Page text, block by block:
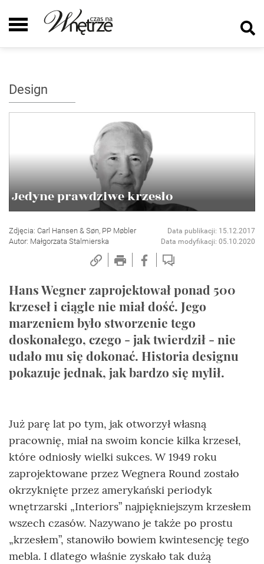
Design
Jedyne prawdziwe krzesło
Zdjęcia: Carl Hansen & Søn, PP Møbler
Autor: Małgorzata Stalmierska
Data publikacji: 15.12.2017
Data modyfikacji: 05.10.2020
Hans Wegner zaprojektował ponad 500
krzeseł i ciągle nie miał dość. Jego
marzeniem było stworzenie tego
doskonałego, czego - jak twierdził - nie
udało mu się dokonać. Historia designu
pokazuje jednak, jak bardzo się mylił.
Już parę lat po tym, jak otworzył własną
pracownię, miał na swoim koncie kilka krzeseł,
które odniosły wielki sukces. W 1949 roku
zaprojektowane przez Wegnera Round zostało
okrzyknięte przez amerykański periodyk
wnętrzarski „Interiors” najpiękniejszym krzesłem
wszech czasów. Nazywano je także po prostu
„krzesłem”, stanowiło bowiem kwintesencję tego
mebla. I dlatego właśnie zyskało tak dużą